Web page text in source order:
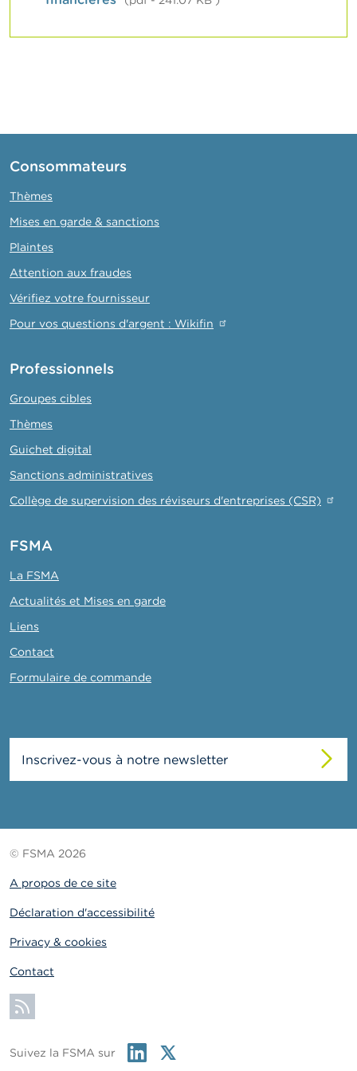
Consommateurs
Thèmes
Mises en garde & sanctions
Plaintes
Attention aux fraudes
Vérifiez votre fournisseur
Pour vos questions d'argent : Wikifin
Professionnels
Groupes cibles
Thèmes
Guichet digital
Sanctions administratives
Collège de supervision des réviseurs d'entreprises (CSR)
FSMA
La FSMA
Actualités et Mises en garde
Liens
Contact
Formulaire de commande
Inscrivez-vous à notre newsletter
© FSMA 2026
A propos de ce site
Déclaration d'accessibilité
Privacy & cookies
Contact
S'abonner
Suivez la FSMA sur Linkedin